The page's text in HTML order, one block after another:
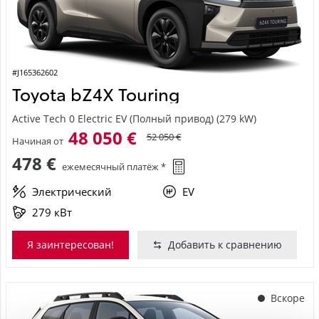
#J165362602
Toyota bZ4X Touring
Active Tech 0 Electric EV (Полный привод) (279 kW)
Начиная от 48 050 € 52 050 €
478 € ежемесячный платёж *
Электрический
EV
279 кВт
Я заинтересован! Добавить к сравнению
Вскоре